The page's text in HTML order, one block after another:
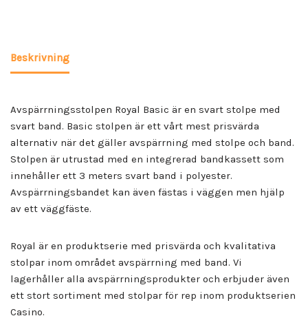
Beskrivning
Avspärrningsstolpen Royal Basic är en svart stolpe med
svart band. Basic stolpen är ett vårt mest prisvärda
alternativ när det gäller avspärrning med stolpe och band.
Stolpen är utrustad med en integrerad bandkassett som
innehåller ett 3 meters svart band i polyester.
Avspärrningsbandet kan även fästas i väggen men hjälp
av ett väggfäste.
Royal är en produktserie med prisvärda och kvalitativa
stolpar inom området avspärrning med band. Vi
lagerhåller alla avspärrningsprodukter och erbjuder även
ett stort sortiment med stolpar för rep inom produktserien
Casino.